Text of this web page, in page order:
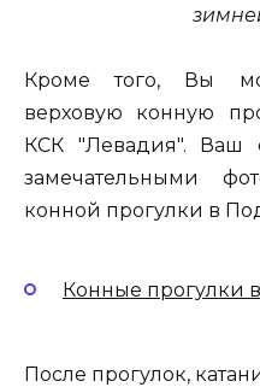
Кроме того, Вы
верховую конную
КСК "Левадия". Ваш
замечательными
конной прогулки в
Конные прогулки
После прогулок,